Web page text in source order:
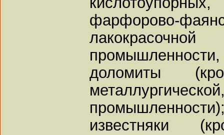
фарфорово-
промышленности,
доломиты
известняки